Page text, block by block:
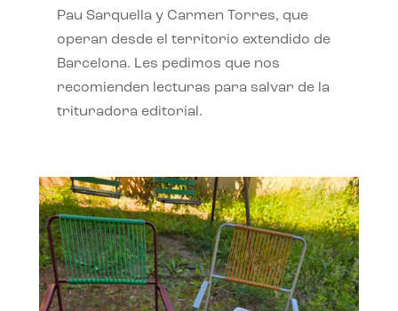
Pau Sarquella y Carmen Torres, que
operan desde el territorio extendido de
Barcelona. Les pedimos que nos
recomienden lecturas para salvar de la
trituradora editorial.